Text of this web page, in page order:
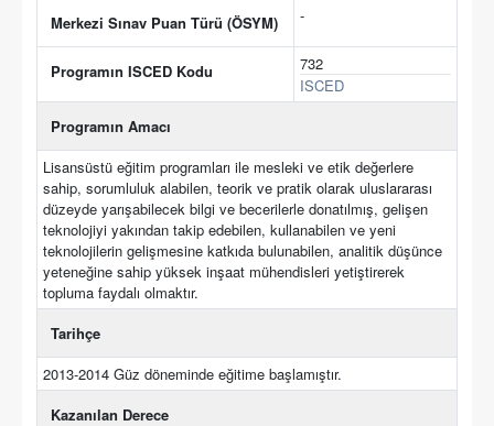
Merkezi Sınav Puan Türü (ÖSYM) -
Programın ISCED Kodu
732
ISCED
Programın Amacı
Lisansüstü eğitim programları ile mesleki ve etik değerlere
sahip, sorumluluk alabilen, teorik ve pratik olarak uluslararası
düzeyde yarışabilecek bilgi ve becerilerle donatılmış, gelişen
teknolojiyi yakından takip edebilen, kullanabilen ve yeni
teknolojilerin gelişmesine katkıda bulunabilen, analitik düşünce
yeteneğine sahip yüksek inşaat mühendisleri yetiştirerek
topluma faydalı olmaktır.
Tarihçe
2013-2014 Güz döneminde eğitime başlamıştır.
Kazanılan Derece